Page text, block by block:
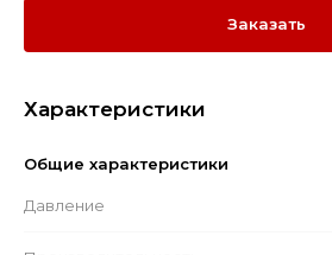
Заказать
Характеристики
Общие характеристики
Давление